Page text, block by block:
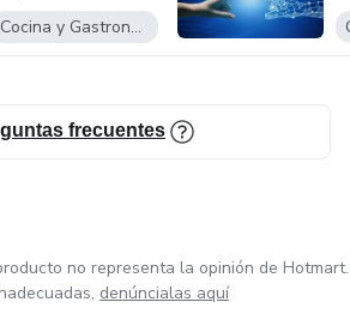
Cocina y Gastronomía
frecuentes
no representa la opinión de Hotmart.
denúncialas aquí